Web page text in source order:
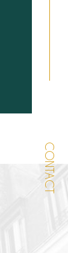
CONTACT